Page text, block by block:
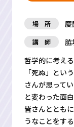
場 所 慶
講 師
脇
哲学的に考え
「死ぬ」とい
さんが思って
と変わった面
皆さんととも
うなことをす